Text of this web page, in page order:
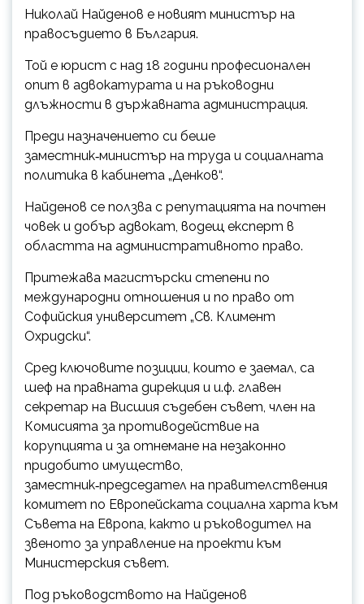
Николай Найденов е новият министър на
правосъдието в България.
Той е юрист с над 18 години професионален
опит в адвокатурата и на ръководни
длъжности в държавната администрация.
Преди назначението си беше
заместник‑министър на труда и социалната
политика в кабинета „Денков“.
Найденов се ползва с репутацията на почтен
човек и добър адвокат, водещ експерт в
областта на административното право.
Притежава магистърски степени по
международни отношения и по право от
Софийския университет „Св. Климент
Охридски“.
Сред ключовите позиции, които е заемал, са
шеф на правната дирекция и и.ф. главен
секретар на Висшия съдебен съвет, член на
Комисията за противодействие на
корупцията и за отнемане на незаконно
придобито имущество,
заместник‑председател на правителствения
комитет по Европейската социална харта към
Съвета на Европа, както и ръководител на
звеното за управление на проекти към
Министерския съвет.
Под ръководството на Найденов